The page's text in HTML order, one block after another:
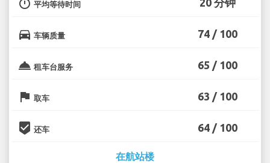
平均等待时间 20 分钟
directions_car 车辆质量 74 / 100
room_service 租车台服务 65 / 100
flag 取车 63 / 100
beenhere 还车 64 / 100
在航站楼